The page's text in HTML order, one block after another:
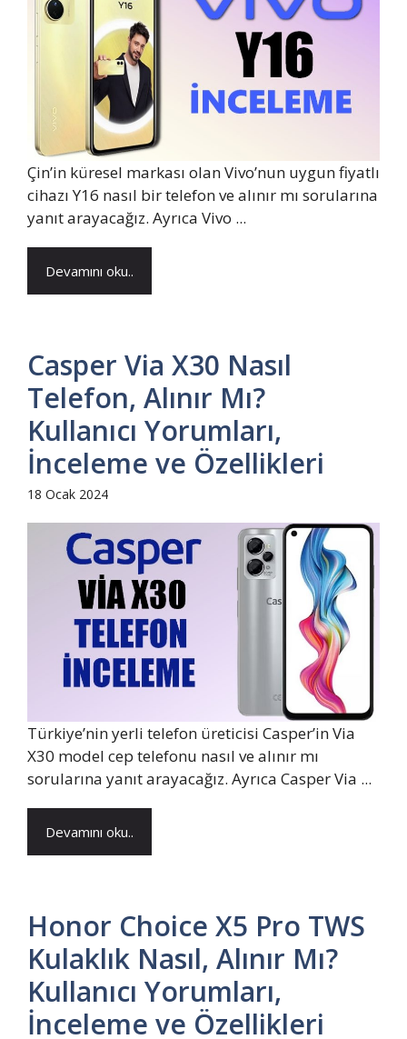
Çin’in küresel markası olan Vivo’nun uygun fiyatlı
cihazı Y16 nasıl bir telefon ve alınır mı sorularına
yanıt arayacağız. Ayrıca Vivo ...
Devamını oku..
Casper Via X30 Nasıl
Telefon, Alınır Mı?
Kullanıcı Yorumları,
İnceleme ve Özellikleri
18 Ocak 2024
Türkiye’nin yerli telefon üreticisi Casper’in Via
X30 model cep telefonu nasıl ve alınır mı
sorularına yanıt arayacağız. Ayrıca Casper Via ...
Devamını oku..
Honor Choice X5 Pro TWS
Kulaklık Nasıl, Alınır Mı?
Kullanıcı Yorumları,
İnceleme ve Özellikleri